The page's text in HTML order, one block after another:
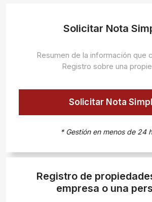
Solicitar Nota
Resumen de la información que
Registro sobre una
Solicitar Nota
* Gestión en menos de 24
Registro de
empresa o una